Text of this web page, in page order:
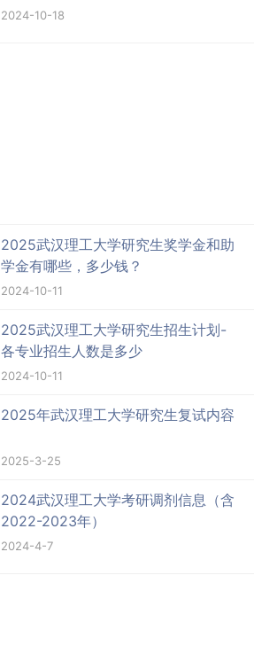
2024-10-18
2025武汉理工大学研究生奖学金和助
学金有哪些，多少钱？
2024-10-11
2025武汉理工大学研究生招生计划-
各专业招生人数是多少
2024-10-11
2025年武汉理工大学研究生复试内容
2025-3-25
2024武汉理工大学考研调剂信息（含
2022-2023年）
2024-4-7